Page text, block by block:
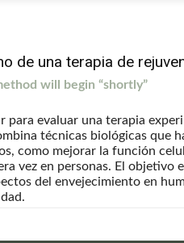
de una terapia de
will begin “shortly”
evaluar una terapia
técnicas biológicas que
como mejorar la función
vez en personas. El objetivo
del envejecimiento en